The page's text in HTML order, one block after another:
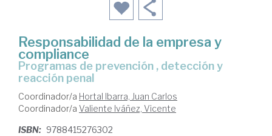
Responsabilidad de la empresa y
compliance
programas de prevención , detección y
reacción penal
Coordinador/a Hortal Ibarra, Juan Carlos
Coordinador/a Valiente Iváñez, Vicente
ISBN: 9788415276302